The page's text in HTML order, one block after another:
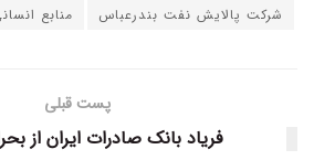
شرکت پالایش نفت بندرعباس
منابع
پست قبلی
فریاد بانک صادرات ایران از